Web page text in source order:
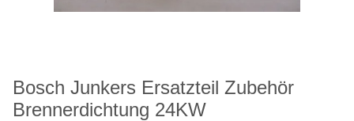
Bosch Junkers Ersatzteil Zubehör
Brennerdichtung 24KW